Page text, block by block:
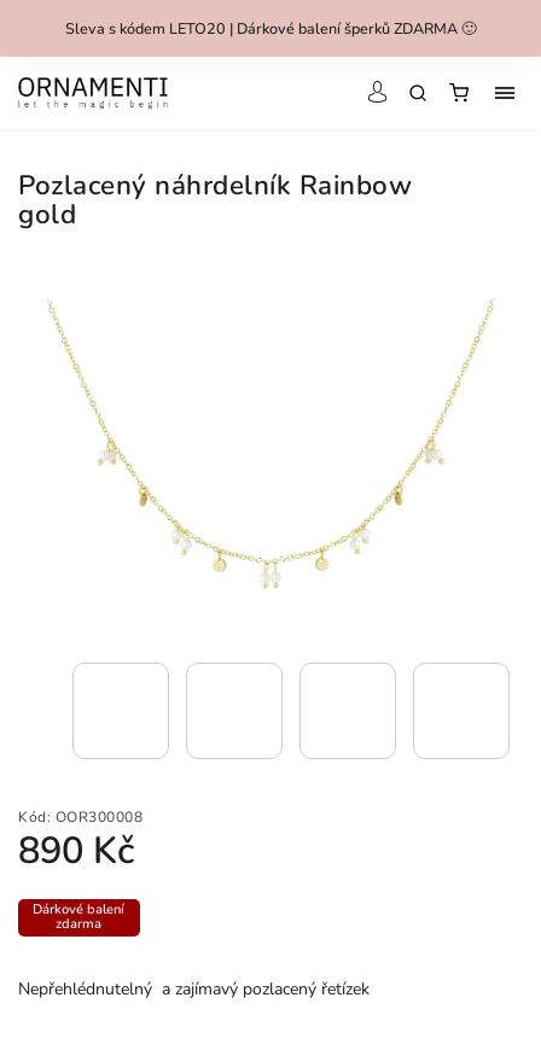
Sleva s kódem LETO20 | Dárkové balení šperků ZDARMA 🙂
Pozlacený náhrdelník Rainbow
gold
Kód: OOR300008
890 Kč
Nepřehlédnutelný a zajímavý pozlacený řetízek
Dárkové balení
zdarma